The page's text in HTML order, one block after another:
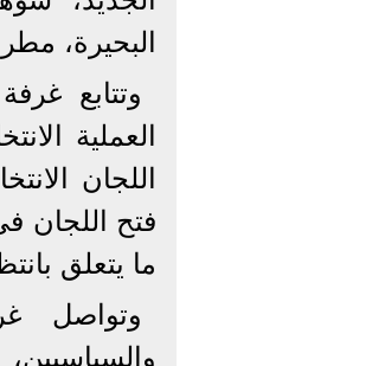
البحيرة،
وتتابع
العملية
اللجان
فتح اللجان
ما يتعلق
وتواصل